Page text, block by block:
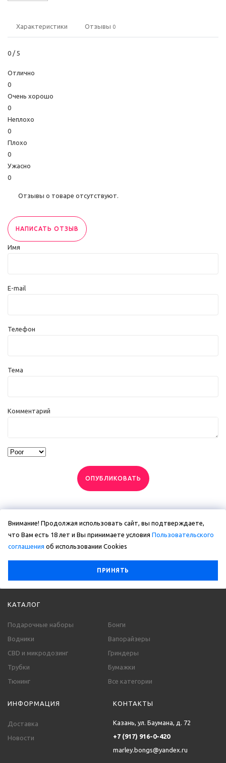
Характеристики Отзывы 0
0 / 5
Отлично
0
Очень хорошо
0
Неплохо
0
Плохо
0
Ужасно
0
Отзывы о товаре отсутствуют.
НАПИСАТЬ ОТЗЫВ
Имя
E-mail
Телефон
Тема
Комментарий
ОПУБЛИКОВАТЬ
Внимание! Продолжая использовать сайт, вы подтверждаете,
что Вам есть 18 лет и Вы принимаете условия Пользовательского
соглашения об использовании Сookies
ПРИНЯТЬ
КАТАЛОГ
Подарочные наборы
Бонги
Водники
Вапорайзеры
CBD и микродозинг
Гриндеры
Трубки
Бумажки
Тюнинг
Все категории
ИНФОРМАЦИЯ
Доставка
Новости
КОНТАКТЫ
Казань, ул. Баумана, д. 72
+7 (917) 916-0-420
marley.bongs@yandex.ru